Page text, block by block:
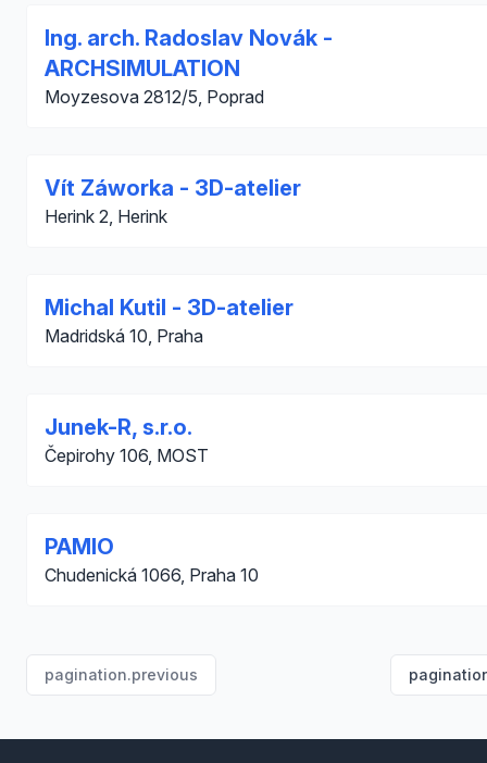
Ing. arch. Radoslav Novák -
ARCHSIMULATION
Moyzesova 2812/5, Poprad
Vít Záworka - 3D-atelier
Herink 2, Herink
Michal Kutil - 3D-atelier
Madridská 10, Praha
Junek-R, s.r.o.
Čepirohy 106, MOST
PAMIO
Chudenická 1066, Praha 10
pagination.previous